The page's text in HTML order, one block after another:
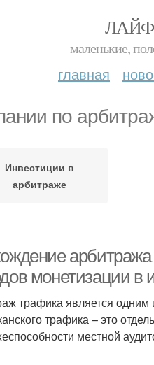
маленькие,
главная
по
Инвестиции в
арбитраже
монетизации в
трафика является
трафика – это
местной